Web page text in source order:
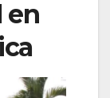
en